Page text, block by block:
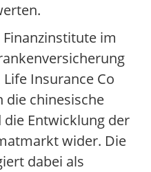
im
Insurance Co
die chinesische
Entwicklung der
wider. Die
dabei als